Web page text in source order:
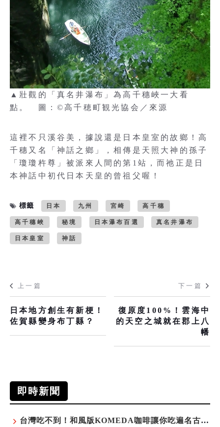
▲壯觀的「真名井瀑布」為高千穗峽一大看
點。 圖：©高千穂町観光協会／來源
這裡不只溪谷美，據說還是日本皇室的故鄉！高
千穗又名「神話之鄉」，相傳是天照大神的孫子
「瓊瓊杵尊」被派來人間的第1站，而祂正是日
本神話中初代日本天皇的曾祖父喔！
標籤 日本 九州 宮崎 高千穗
高千穗峽 秘境 日本瀑布百選 真名井瀑布
日本皇室 神話
上一篇
日本地方創生有新梗！
佐賀縣變身布丁縣？
下一篇
復原度100%！雲海中
的天空之城就在郡上八
幡
即時新聞
台灣吃不到！和風版KOMEDA咖啡讓你吃遍名古屋在地美食